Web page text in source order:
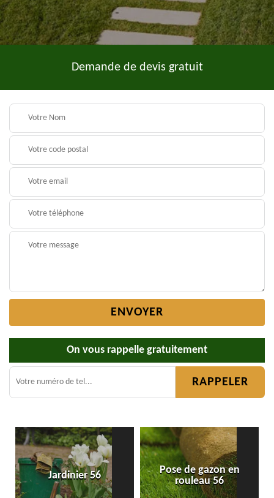
Demande de devis gratuit
On vous rappelle gratuitement
Jardinier 56
Pose de gazon en
rouleau 56